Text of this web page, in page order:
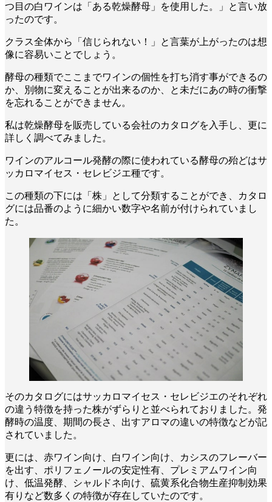
つ目の白ワインは「ある乾燥酵母」を使用した。」と言い放
ったのです。
クラス全体から「信じられない！」と言葉が上がったのは想
像に容易いことでしょう。
酵母の種類でここまでワインの個性を打ち消す事ができるの
か、別物に変えることが出来るのか、と未だにあの時の衝撃
を忘れることができません。
私は乾燥酵母を販売している会社のカタログを入手し、更に
詳しく調べてみました。
ワインのアルコール発酵の際に使われている酵母の殆どはサ
ッカロマイセス・セレビジエ種です。
この種類の下には「株」として分類することができ、カタロ
グには品番のように細かい数字や名前が付けられていまし
た。
そのカタログにはサッカロマイセス・セレビジエのそれぞれ
の違う特徴を持った株がずらりと並べられておりました。発
酵時の温度、期間の長さ、出すアロマの違いの特徴などが記
されていました。
更には、赤ワイン向け、白ワイン向け、カシスのフレーバー
を出す、ポリフェノールの安定性有、プレミアムワイン向
け、低温発酵、シャルドネ向け、硫黄系化合物生産抑制効果
有りなど数多くの特徴が存在していたのです。